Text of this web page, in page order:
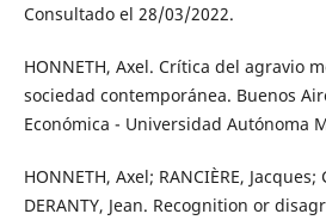
Consultado el 28/03/2022.
HONNETH, Axel. Crítica del agravio
sociedad contemporánea. Buenos
Económica - Universidad Autónoma
HONNETH, Axel; RANCIÈRE, Jacques;
DERANTY, Jean. Recognition or